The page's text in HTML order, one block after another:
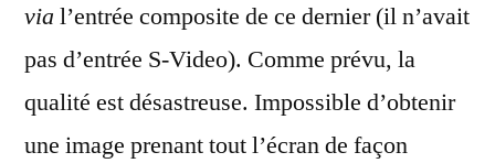
via l’entrée composite de ce dernier (il n’avait
pas d’entrée S-Video). Comme prévu, la
qualité est désastreuse. Impossible d’obtenir
une image prenant tout l’écran de façon